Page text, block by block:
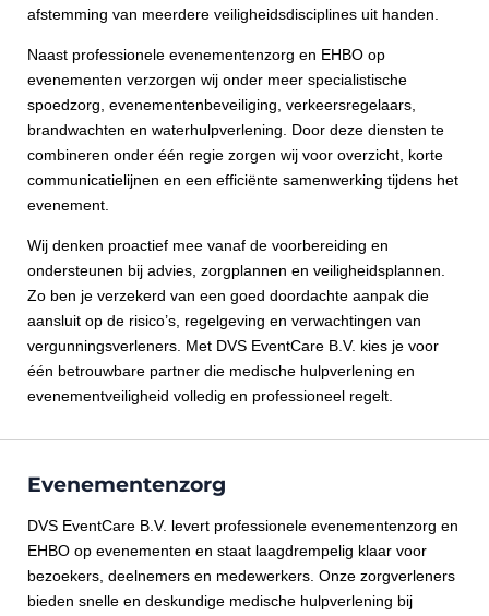
afstemming van meerdere veiligheidsdisciplines uit handen.
Naast professionele evenementenzorg en EHBO op
evenementen verzorgen wij onder meer specialistische
spoedzorg, evenementenbeveiliging, verkeersregelaars,
brandwachten en waterhulpverlening. Door deze diensten te
combineren onder één regie zorgen wij voor overzicht, korte
communicatielijnen en een efficiënte samenwerking tijdens het
evenement.
Wij denken proactief mee vanaf de voorbereiding en
ondersteunen bij advies, zorgplannen en veiligheidsplannen.
Zo ben je verzekerd van een goed doordachte aanpak die
aansluit op de risico’s, regelgeving en verwachtingen van
vergunningsverleners. Met DVS EventCare B.V. kies je voor
één betrouwbare partner die medische hulpverlening en
evenementveiligheid volledig en professioneel regelt.
Evenementenzorg
DVS EventCare B.V. levert professionele evenementenzorg en
EHBO op evenementen en staat laagdrempelig klaar voor
bezoekers, deelnemers en medewerkers. Onze zorgverleners
bieden snelle en deskundige medische hulpverlening bij